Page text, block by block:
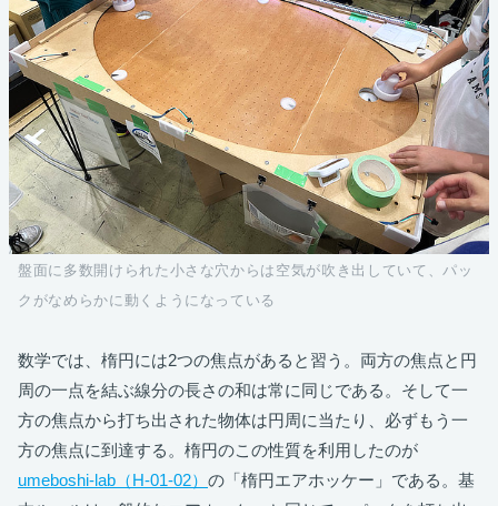
盤面に多数開けられた小さな穴からは空気が吹き出していて、パッ
クがなめらかに動くようになっている
数学では、楕円には2つの焦点があると習う。両方の焦点と円
周の一点を結ぶ線分の長さの和は常に同じである。そして一
方の焦点から打ち出された物体は円周に当たり、必ずもう一
方の焦点に到達する。楕円のこの性質を利用したのが
umeboshi-lab（H-01-02） の「楕円エアホッケー」である。基